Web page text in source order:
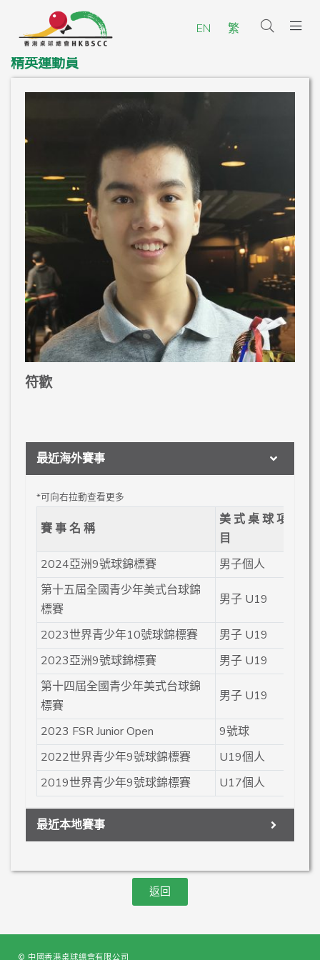
EN 繁
精英運動員
符歡
最近海外賽事
賽 事 名 稱
美 式 桌 球 項
目
2024亞洲9號球錦標賽 男子個人
第十五屆全國青少年美式台球錦
標賽
男子 U19
2023世界青少年10號球錦標賽 男子 U19
2023亞洲9號球錦標賽
男子 U19
第十四屆全國青少年美式台球錦
標賽
男子 U19
2023 FSR Junior Open 9號球
2022世界青少年9號球錦標賽
U19個人
2019世界青少年9號球錦標賽
U17個人
最近本地賽事
返回
© 中國香港桌球總會有限公司